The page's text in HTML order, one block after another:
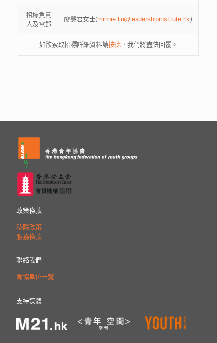
招標負責
人及電郵
廖慧君女士(minnie.liu@leadershipinstitute.hk)
如欲索取招標詳細資料請按此，我們將盡快回覆。
政策條款
私隱政策
服務條款
聯絡我們
青協單位一覽
支持媒體